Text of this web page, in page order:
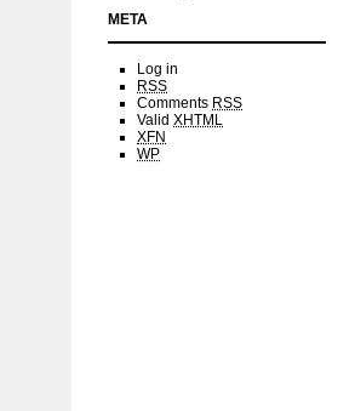
META
Log in
RSS
Comments RSS
Valid XHTML
XFN
WP